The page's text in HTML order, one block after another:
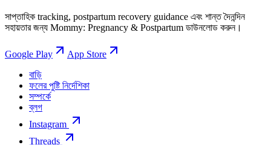
সাপ্তাহিক tracking, postpartum recovery guidance এবং শান্ত দৈনন্দিন
সহায়তার জন্য Mommy: Pregnancy & Postpartum ডাউনলোড করুন।
Google Play
App Store
বাড়ি
ফলের পুষ্টি নির্দেশিকা
সম্পর্কে
ব্লগ
Instagram
Threads